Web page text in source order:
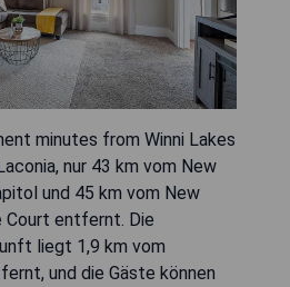
minutes from Winni Lakes
nur 43 km vom New
und 45 km vom New
Court entfernt. Die
liegt 1,9 km vom
und die Gäste können